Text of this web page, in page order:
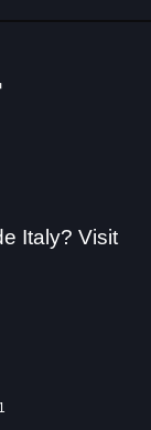
Italy? Visit